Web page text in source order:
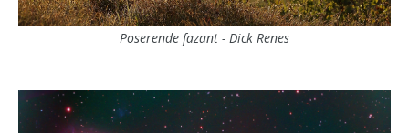
Poserende fazant - Dick Renes